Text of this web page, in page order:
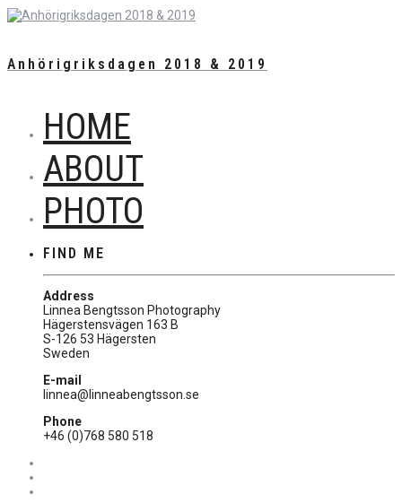
Anhörigriksdagen 2018 & 2019
HOME
ABOUT
PHOTO
FIND ME
Address
Linnea Bengtsson Photography
Hägerstensvägen 163 B
S-126 53 Hägersten
Sweden
E-mail
linnea@linneabengtsson.se
Phone
+46 (0)768 580 518